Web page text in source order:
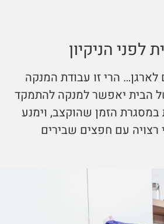
הניקיון
הרי זו עבודת המנקה
הבית יאפשר למנקה להתמקד
הזמן שהוקצב, וימנע
עם חפצים שבירים